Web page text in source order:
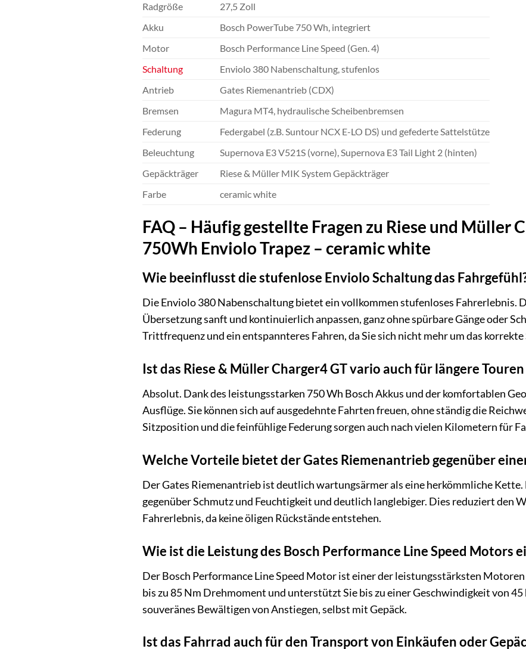
Radgröße
27,5 Zoll
Akku
Bosch PowerTube 750 Wh, integriert
Motor
Bosch Performance Line Speed (Gen. 4)
Schaltung
Enviolo 380 Nabenschaltung, stufenlos
Antrieb
Gates Riemenantrieb (CDX)
Bremsen
Magura MT4, hydraulische Scheibenbremsen
Federung
Federgabel (z.B. Suntour NCX E-LO DS) und gefederte Sattelstütze
Beleuchtung
Supernova E3 V521S (vorne), Supernova E3 Tail Light 2 (hinten)
Gepäckträger
Riese & Müller MIK System Gepäckträger
Farbe
ceramic white
FAQ – Häufig gestellte Fragen zu Riese und Müller
750Wh Enviolo Trapez – ceramic white
Wie beeinflusst die stufenlose Enviolo Schaltung das
Die Enviolo 380 Nabenschaltung bietet ein vollkommen stufenloses Fahrerlebnis.
Übersetzung sanft und kontinuierlich anpassen, ganz ohne spürbare Gänge oder
Trittfrequenz und ein entspannteres Fahren, da Sie sich nicht mehr um das
Ist das Riese & Müller Charger4 GT vario auch für längere
Absolut. Dank des leistungsstarken 750 Wh Bosch Akkus und der komfortablen
Ausflüge. Sie können sich auf ausgedehnte Fahrten freuen, ohne ständig die
Sitzposition und die feinfühlige Federung sorgen auch nach vielen Kilometern für
Welche Vorteile bietet der Gates Riemenantrieb gegenüber
Der Gates Riemenantrieb ist deutlich wartungsärmer als eine herkömmliche
gegenüber Schmutz und Feuchtigkeit und deutlich langlebiger. Dies reduziert den
Fahrerlebnis, da keine öligen Rückstände entstehen.
Wie ist die Leistung des Bosch Performance Line Speed Motors
Der Bosch Performance Line Speed Motor ist einer der leistungsstärksten
bis zu 85 Nm Drehmoment und unterstützt Sie bis zu einer Geschwindigkeit von
souveränes Bewältigen von Anstiegen, selbst mit Gepäck.
Ist das Fahrrad auch für den Transport von Einkäufen oder